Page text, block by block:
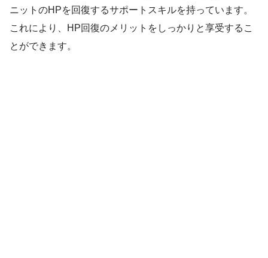
ニットのHPを回復するサポートスキルを持っています。
これにより、HP回復のメリットをしっかりと享受するこ
とができます。